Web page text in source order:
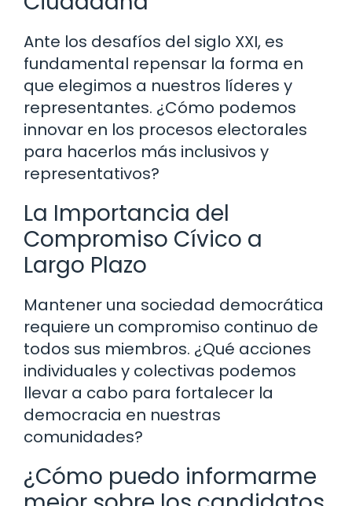
Ante los desafíos del siglo XXI, es
fundamental repensar la forma en
que elegimos a nuestros líderes y
representantes. ¿Cómo podemos
innovar en los procesos electorales
para hacerlos más inclusivos y
representativos?
La Importancia del
Compromiso Cívico a
Largo Plazo
Mantener una sociedad democrática
requiere un compromiso continuo de
todos sus miembros. ¿Qué acciones
individuales y colectivas podemos
llevar a cabo para fortalecer la
democracia en nuestras
comunidades?
¿Cómo puedo informarme